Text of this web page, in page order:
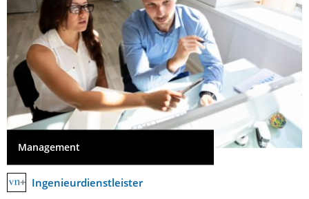
Management
Ingenieurdienstleister